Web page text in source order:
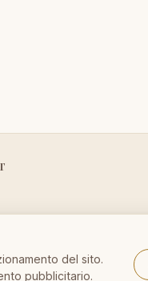
del sito.
pubblicitario.